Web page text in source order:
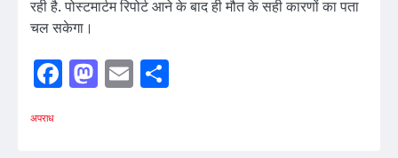
रही है. पोस्टमार्टम रिपोर्ट आने के बाद ही मौत के सही कारणों का पता
चल सकेगा।
Facebook
Mastodon
Email
अपराध